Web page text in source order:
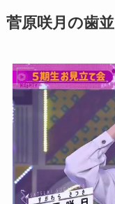
菅原咲月の歯